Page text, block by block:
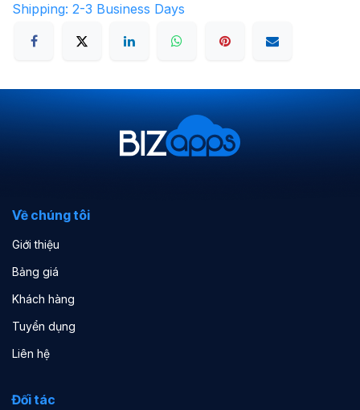
Shipping: 2-3 Business Days
Về chúng tôi
Giới thiệu
Bảng giá
Khách hàng
Tuyển dụng
Liên hệ
Đối tác